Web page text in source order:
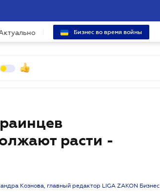
Бизнес во время войны
расти -
Кознова, главный редактор LIGA ZAKON Бизнес